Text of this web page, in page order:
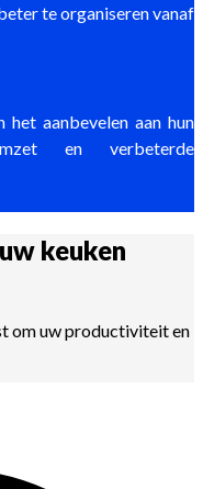
te organiseren vanaf
aanbevelen aan hun
en verbeterde
keuken
om uw productiviteit en